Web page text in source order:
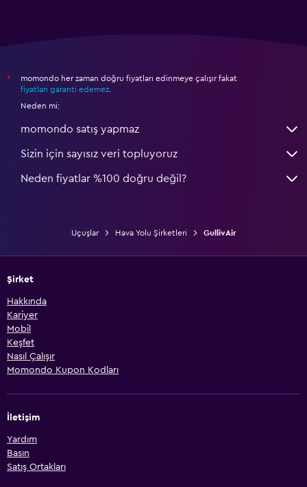
*
momondo her zaman doğru fiyatları edinmeye çalışır fakat
fiyatları garanti edemez
Neden mi:
momondo satış yapmaz
Sizin için sayısız veri topluyoruz
Neden fiyatlar %100 doğru değil?
Uçuşlar Hava Yolu Şirketleri GullivAir
Şirket
Hakkında
Kariyer
Mobil
Keşfet
Nasıl Çalışır
Momondo Kupon Kodları
İletişim
Yardım
Basın
Satış Ortakları